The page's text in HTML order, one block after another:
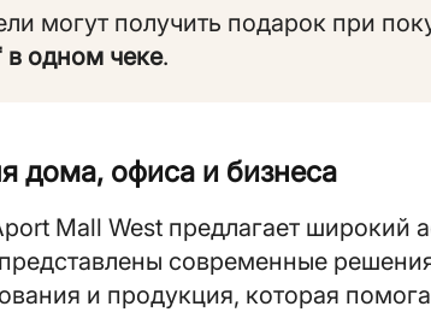
могут получить подарок при
в одном чеке.
дома, офиса и бизнеса
Mall West предлагает широкий
современные
и продукция, которая